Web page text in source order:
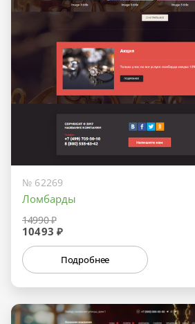
№ 62269
Ломбарды
14990 ₽
10493 ₽
Подробнее